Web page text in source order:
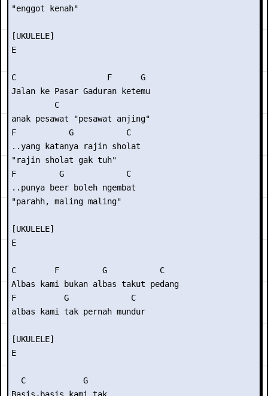
"enggot kenah"
[UKULELE]
E
C                   F      G
Jalan ke Pasar Gaduran ketemu
         C
anak pesawat "pesawat anjing"
F           G           C
..yang katanya rajin sholat
"rajin sholat gak tuh"
F         G             C
..punya beer boleh ngembat
"parahh, maling maling"
[UKULELE]
E
C        F         G           C
Albas kami bukan albas takut pedang
F          G             C
albas kami tak pernah mundur
[UKULELE]
E
  C            G